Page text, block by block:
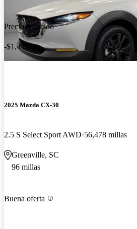
Precio reducido
-$1,472
2025 Mazda CX-30
2.5 S Select Sport AWD 56,478 millas
Greenville, SC
96 millas
Buena oferta